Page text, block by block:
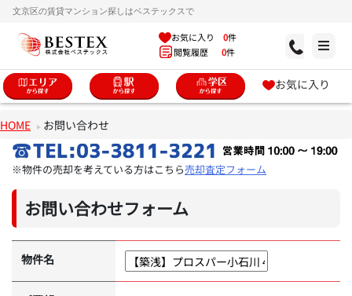
文京区の賃貸マンション探しはベステックスで
お気に入り 0件
閲覧履歴 0件
お気に入り
HOME お問い合わせ
※物件の売却を考えている方はこちら売却査定フォーム
お問い合わせフォーム
物件名